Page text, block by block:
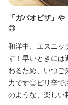
「ガパオピザ」
◎
和洋中、エスニッ
す！早いときには
わるため、いつ
力です◎ピリ辛で
のような、楽し
店舗を円滑に運
も学べます。
料理の腕だけでな
と共に温かなホス
身に付くス
包丁さばき 盛り付け
求める人物像
・人と話すのが好
・仲間と一緒に
・将来お店を持ち
選考の流れ
面接はラフな服装
お店の採用
学芸大学・都立
人とのつながりを
店名
居酒屋 ホドケバ
勤務地
東京都目黒区鷹番